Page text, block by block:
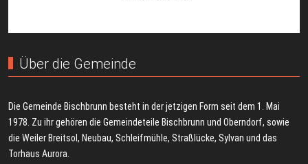
Über die Gemeinde
Die Gemeinde Bischbrunn besteht in der jetzigen Form seit dem 1. Mai
1978. Zu ihr gehören die Gemeindeteile Bischbrunn und Oberndorf, sowie
die Weiler Breitsol, Neubau, Schleifmühle, Straßlücke, Sylvan und das
Torhaus Aurora.